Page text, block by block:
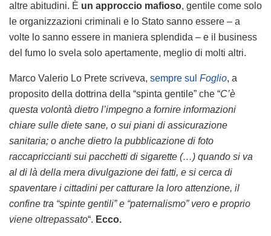
altre abitudini. È un approccio mafioso, gentile come solo
le organizzazioni criminali e lo Stato sanno essere – a
volte lo sanno essere in maniera splendida – e il business
del fumo lo svela solo apertamente, meglio di molti altri.
Marco Valerio Lo Prete scriveva, sempre sul Foglio, a
proposito della dottrina della “spinta gentile” che “C’è
questa volontà dietro l’impegno a fornire informazioni
chiare sulle diete sane, o sui piani di assicurazione
sanitaria; o anche dietro la pubblicazione di foto
raccapriccianti sui pacchetti di sigarette (…) quando si va
al di là della mera divulgazione dei fatti, e si cerca di
spaventare i cittadini per catturare la loro attenzione, il
confine tra “spinte gentili” e “paternalismo” vero e proprio
viene oltrepassato“. Ecco.